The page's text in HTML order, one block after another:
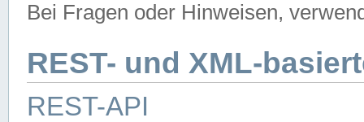
Bei Fragen oder Hinweisen,
REST- und XML-
REST-API